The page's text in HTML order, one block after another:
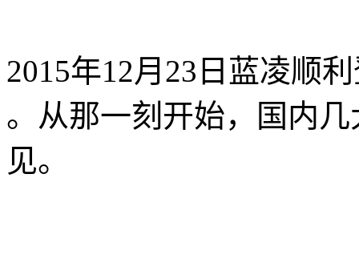
2015年12月23日蓝凌顺
。从那一刻开始，国内
见。